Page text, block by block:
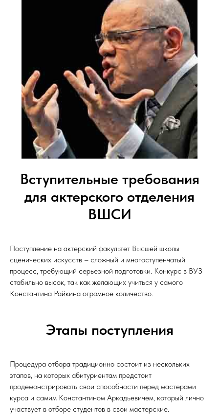
Вступительные требования
для актерского отделения
ВШСИ
Поступление на актерский факультет Высшей школы
сценических искусств – сложный и многоступенчатый
процесс, требующий серьезной подготовки. Конкурс в ВУЗ
стабильно высок, так как желающих учиться у самого
Константина Райкина огромное количество.
Этапы поступления
Процедура отбора традиционно состоит из нескольких
этапов, на которых абитуриентам предстоит
продемонстрировать свои способности перед мастерами
курса и самим Константином Аркадьевичем, который лично
участвует в отборе студентов в свои мастерские.